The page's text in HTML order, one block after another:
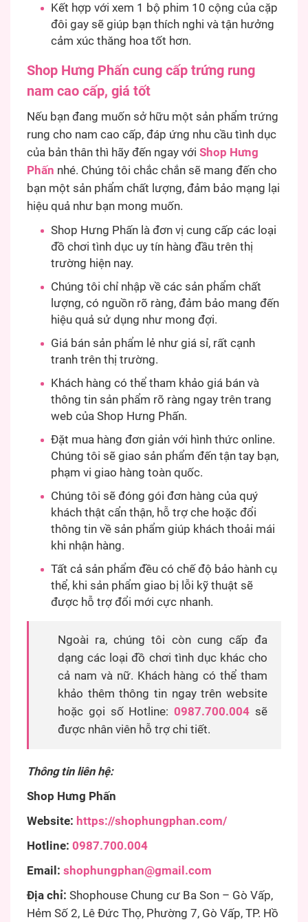
Kết hợp với xem 1 bộ phim 10 cộng của cặp
đôi gay sẽ giúp bạn thích nghi và tận hưởng
cảm xúc thăng hoa tốt hơn.
Shop Hưng Phấn cung cấp trứng rung
nam cao cấp, giá tốt
Nếu bạn đang muốn sở hữu một sản phẩm trứng
rung cho nam cao cấp, đáp ứng nhu cầu tình dục
của bản thân thì hãy đến ngay với Shop Hưng
Phấn nhé. Chúng tôi chắc chắn sẽ mang đến cho
bạn một sản phẩm chất lượng, đảm bảo mạng lại
hiệu quả như bạn mong muốn.
Shop Hưng Phấn là đơn vị cung cấp các loại
đồ chơi tình dục uy tín hàng đầu trên thị
trường hiện nay.
Chúng tôi chỉ nhập về các sản phẩm chất
lượng, có nguồn rõ ràng, đảm bảo mang đến
hiệu quả sử dụng như mong đợi.
Giá bán sản phẩm lẻ như giá sỉ, rất cạnh
tranh trên thị trường.
Khách hàng có thể tham khảo giá bán và
thông tin sản phẩm rõ ràng ngay trên trang
web của Shop Hưng Phấn.
Đặt mua hàng đơn giản với hình thức online.
Chúng tôi sẽ giao sản phẩm đến tận tay bạn,
phạm vi giao hàng toàn quốc.
Chúng tôi sẽ đóng gói đơn hàng của quý
khách thật cẩn thận, hỗ trợ che hoặc đổi
thông tin về sản phẩm giúp khách thoải mái
khi nhận hàng.
Tất cả sản phẩm đều có chế độ bảo hành cụ
thể, khi sản phẩm giao bị lỗi kỹ thuật sẽ
được hỗ trợ đổi mới cực nhanh.
Ngoài ra, chúng tôi còn cung cấp đa
dạng các loại đồ chơi tình dục khác cho
cả nam và nữ. Khách hàng có thể tham
khảo thêm thông tin ngay trên website
hoặc gọi số Hotline:0987.700.004 sẽ
được nhân viên hỗ trợ chi tiết.
Thông tin liên hệ:
Shop Hưng Phấn
Website: https://shophungphan.com/
Hotline: 0987.700.004
Email: shophungphan@gmail.com
Địa chỉ: Shophouse Chung cư Ba Son – Gò Vấp,
Hẻm Số 2, Lê Đức Thọ, Phường 7, Gò Vấp, TP. Hồ